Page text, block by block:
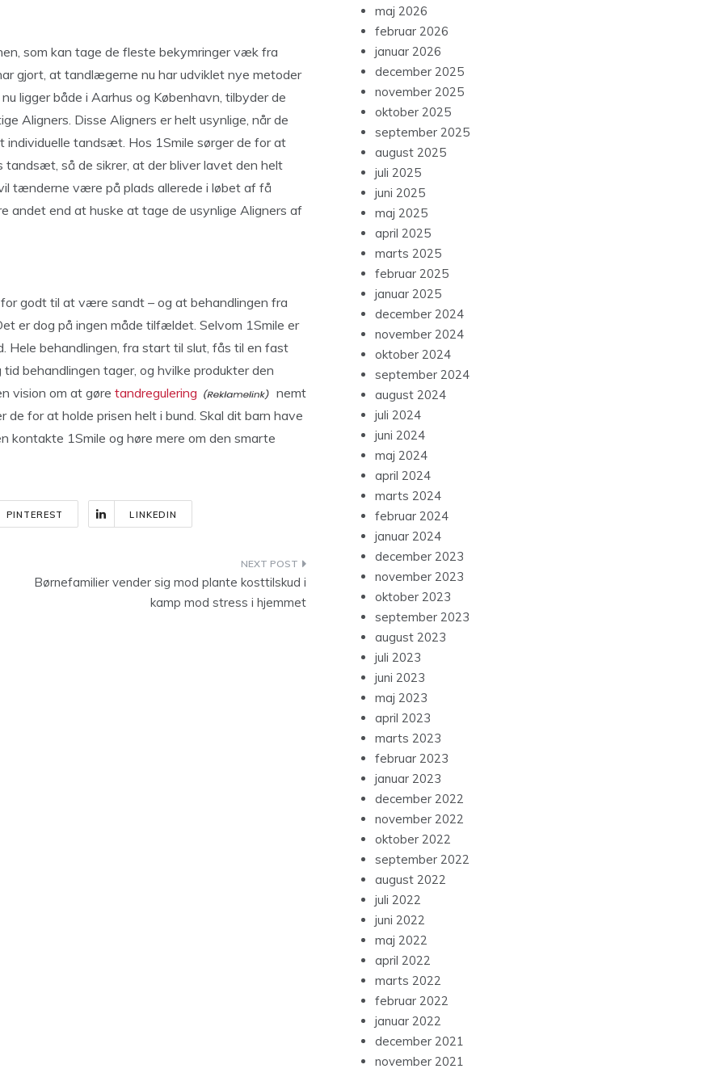
som kan tage de fleste bekymringer væk fra
gjort, at tandlægerne nu har udviklet nye metoder
ligger både i Aarhus og København, tilbyder de
Aligners. Disse Aligners er helt usynlige, når de
tandsæt. Hos 1Smile sørger de for at
så de sikrer, at der bliver lavet den helt
tænderne være på plads allerede i løbet af få
andet end at huske at tage de usynlige Aligners af
godt til at være sandt – og at behandlingen fra
er dog på ingen måde tilfældet. Selvom 1Smile er
Hele behandlingen, fra start til slut, fås til en fast
behandlingen tager, og hvilke produkter den
vision om at gøre tandregulering
nemt
for at holde prisen helt i bund. Skal dit barn have
kontakte 1Smile og høre mere om den smarte
PINTEREST LINKEDIN
Børnefamilier vender sig mod plante kosttilskud i
kamp mod stress i hjemmet
maj 2026
februar 2026
januar 2026
december 2025
november 2025
oktober 2025
september 2025
august 2025
juli 2025
juni 2025
maj 2025
april 2025
marts 2025
februar 2025
januar 2025
december 2024
november 2024
oktober 2024
september 2024
august 2024
juli 2024
juni 2024
maj 2024
april 2024
marts 2024
februar 2024
januar 2024
december 2023
november 2023
oktober 2023
september 2023
august 2023
juli 2023
juni 2023
maj 2023
april 2023
marts 2023
februar 2023
januar 2023
december 2022
november 2022
oktober 2022
september 2022
august 2022
juli 2022
juni 2022
maj 2022
april 2022
marts 2022
februar 2022
januar 2022
december 2021
november 2021